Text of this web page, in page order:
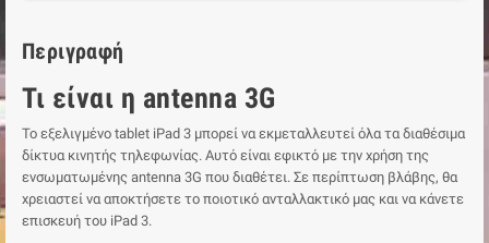
Περιγραφή
Τι είναι η antenna 3G
Το εξελιγμένο tablet iPad 3 μπορεί να εκμεταλλευτεί όλα τα διαθέσιμα
δίκτυα κινητής τηλεφωνίας. Αυτό είναι εφικτό με την χρήση της
ενσωματωμένης antenna 3G που διαθέτει. Σε περίπτωση βλάβης, θα
χρειαστεί να αποκτήσετε το ποιοτικό ανταλλακτικό μας και να κάνετε
επισκευή του iPad 3.